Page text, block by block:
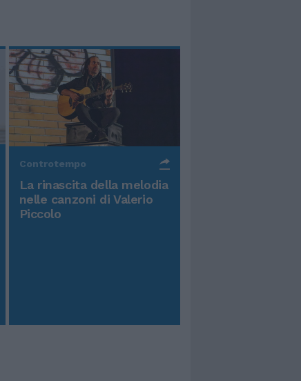
Controtempo
La rinascita della melodia
nelle canzoni di Valerio
Piccolo